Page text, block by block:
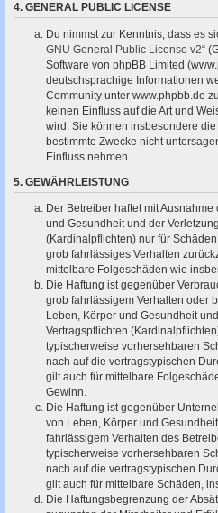
4. GENERAL PUBLIC LICENSE
Du nimmst zur Kenntnis, dass es
GNU General Public License v2“
Software von phpBB Limited
deutschsprachige Informationen
Community unter www.phpbb.de
keinen Einfluss auf die Art und
wird. Sie können insbesondere
bestimmte Zwecke nicht
Einfluss nehmen.
5. GEWÄHRLEISTUNG
Der Betreiber haftet mit
und Gesundheit und der
(Kardinalpflichten) nur für
grob fahrlässiges Verhalten
mittelbare Folgeschäden wie
Die Haftung ist gegenüber
grob fahrlässigem Verhalten oder
Leben, Körper und Gesundheit
Vertragspflichten
typischerweise vorhersehbaren
nach auf die vertragstypischen
gilt auch für mittelbare
Gewinn.
Die Haftung ist gegenüber
von Leben, Körper und
fahrlässigem Verhalten des
typischerweise vorhersehbaren
nach auf die vertragstypischen
gilt auch für mittelbare Schäden,
Die Haftungsbegrenzung der